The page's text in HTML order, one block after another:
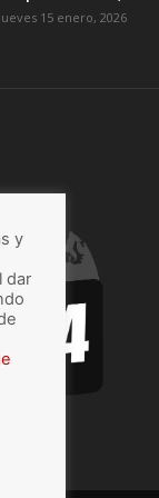
jueves 15 enero, 2026
y
dar